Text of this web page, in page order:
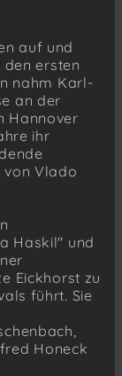
auf und
ersten
nahm Karl-
an der
Hannover
ihr
von Vlado
Haskil" und
Eickhorst zu
führt. Sie
Honeck